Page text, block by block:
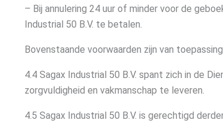
– Bij annulering 24 uur of minder voor de
Industrial 50 B.V. te betalen.
Bovenstaande voorwaarden zijn van
4.4 Sagax Industrial 50 B.V. spant zich in de
zorgvuldigheid en vakmanschap te leveren.
4.5 Sagax Industrial 50 B.V. is gerechtigd